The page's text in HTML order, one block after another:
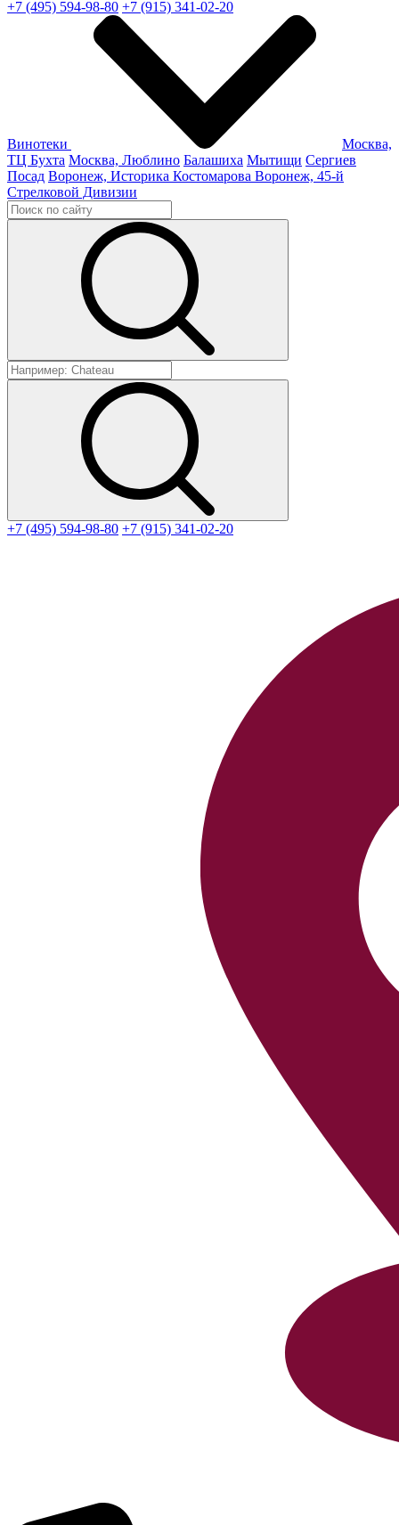
+7 (495) 594-98-80 +7 (915) 341-02-20
Винотеки
Москва,
ТЦ Бухта Москва, Люблино Балашиха Мытищи Сергиев
Посад Воронеж, Историка Костомарова Воронеж, 45-й
Стрелковой Дивизии
+7 (495) 594-98-80 +7 (915) 341-02-20